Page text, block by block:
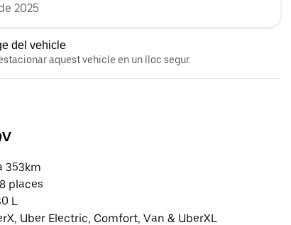
2025
del vehicle
aquest vehicle en un lloc segur.
353km
8 places
L
Uber Electric, Comfort, Van & UberXL